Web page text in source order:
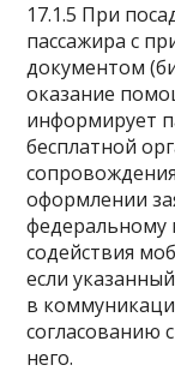
17.1.5 При
пассажира с
документом
оказание
информирует
бесплатной
оформлении
федеральному
содействия
если
в
согласованию
него.